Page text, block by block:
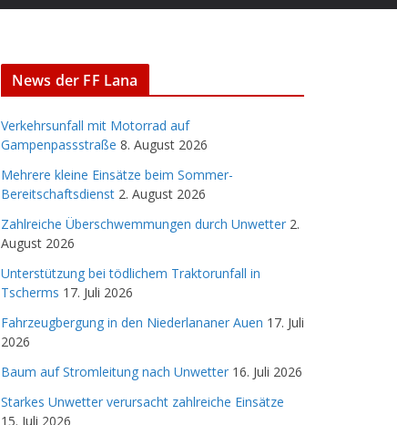
News der FF Lana
Verkehrsunfall mit Motorrad auf
Gampenpassstraße 8. August 2026
Mehrere kleine Einsätze beim Sommer-
Bereitschaftsdienst 2. August 2026
Zahlreiche Überschwemmungen durch Unwetter 2.
August 2026
Unterstützung bei tödlichem Traktorunfall in
Tscherms 17. Juli 2026
Fahrzeugbergung in den Niederlananer Auen 17. Juli
2026
Baum auf Stromleitung nach Unwetter 16. Juli 2026
Starkes Unwetter verursacht zahlreiche Einsätze
15. Juli 2026